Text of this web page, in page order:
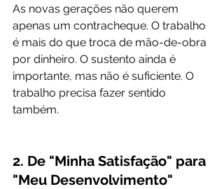
As novas gerações não querem
apenas um contracheque. O trabalho
é mais do que troca de mão-de-obra
por dinheiro. O sustento ainda é
importante, mas não é suficiente. O
trabalho precisa fazer sentido
também.
2. De "Minha Satisfação" para
"Meu Desenvolvimento"